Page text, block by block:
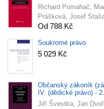
Richard Pomahač,
Prášková, Josef
Od 788 Kč
Soukromé právo
5 029 Kč
Občanský zákoník
IV. (dědické právo) -
Jiří Švestka, Jan